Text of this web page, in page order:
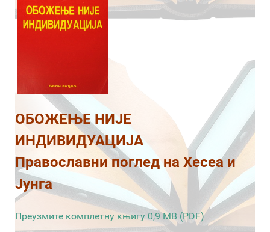
ОБОЖЕЊЕ НИЈЕ
ИНДИВИДУАЦИЈА
Православни поглед на Хесеа и
Јунга
Преузмите комплетну књигу 0,9 MB (PDF)